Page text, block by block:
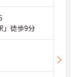
」徒歩9分